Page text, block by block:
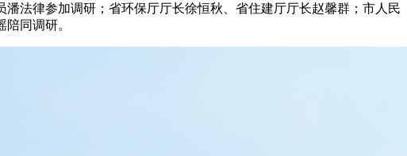
法律参加调研；省环保厅厅长徐恒秋、省住建厅厅长赵馨群；市人民
同调研。